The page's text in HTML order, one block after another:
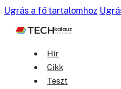
Ugrás a fő tartalomhoz
Hír
Cikk
Teszt